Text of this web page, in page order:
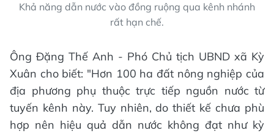
Khả năng dẫn nước vào đồng ruộng qua kênh nhánh
rất hạn chế.
Ông Đặng Thế Anh - Phó Chủ tịch UBND xã Kỳ
Xuân cho biết: "Hơn 100 ha đất nông nghiệp của
địa phương phụ thuộc trực tiếp nguồn nước từ
tuyến kênh này. Tuy nhiên, do thiết kế chưa phù
hợp nên hiệu quả dẫn nước không đạt như kỳ